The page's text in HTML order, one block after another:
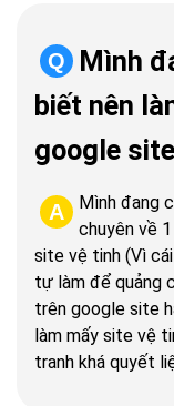
Q
Mình
biết nên
google
A
Mình đang
chuyên về
site vệ tinh (Vì
tự làm để quảng
trên google site
làm mấy site vệ
tranh khá quyết